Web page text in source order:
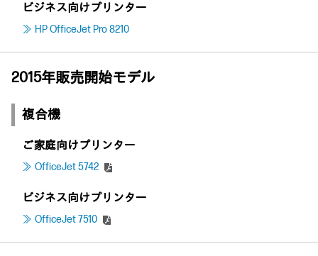
ビジネス向けプリンター
HP OfficeJet Pro 8210
2015年販売開始モデル
複合機
ご家庭向けプリンター
OfficeJet 5742
ビジネス向けプリンター
OfficeJet 7510